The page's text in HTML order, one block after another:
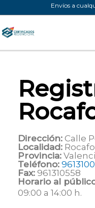
al
contenido
Envíos a
Dirección: Calle
Localidad:
Provincia:
Teléfono:
Fax: 961310558
Horario al
09:00 a 14:00 h.